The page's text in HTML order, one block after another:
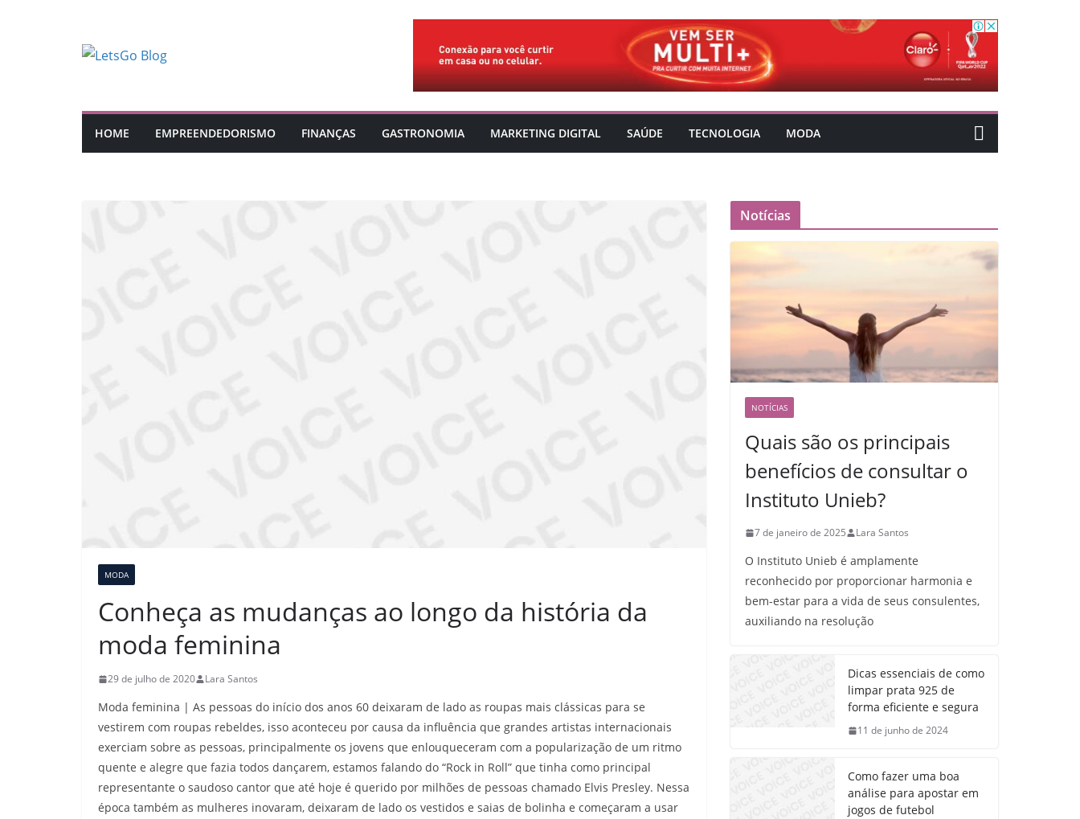
HOME EMPREENDEDORISMO FINANÇAS GASTRONOMIA MARKETING DIGITAL SAÚDE TECNOLOGIA MODA
MODA
Conheça as mudanças ao longo da história da
moda feminina
29 de julho de 2020 Lara Santos
Moda feminina | As pessoas do início dos anos 60 deixaram de lado as roupas mais clássicas para se
vestirem com roupas rebeldes, isso aconteceu por causa da influência que grandes artistas internacionais
exerciam sobre as pessoas, principalmente os jovens que enlouqueceram com a popularização de um ritmo
quente e alegre que fazia todos dançarem, estamos falando do “Rock in Roll” que tinha como principal
representante o saudoso cantor que até hoje é querido por milhões de pessoas chamado Elvis Presley. Nessa
época também as mulheres inovaram, deixaram de lado os vestidos e saias de bolinha e começaram a usar
Notícias
NOTÍCIAS
Quais são os principais
benefícios de consultar o
Instituto Unieb?
7 de janeiro de 2025 Lara Santos
O Instituto Unieb é amplamente
reconhecido por proporcionar harmonia e
bem-estar para a vida de seus consulentes,
auxiliando na resolução
Dicas essenciais de como
limpar prata 925 de
forma eficiente e segura
11 de junho de 2024
Como fazer uma boa
análise para apostar em
jogos de futebol